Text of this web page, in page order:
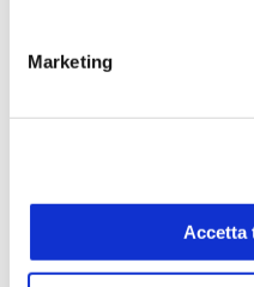
Marketing
Accetta